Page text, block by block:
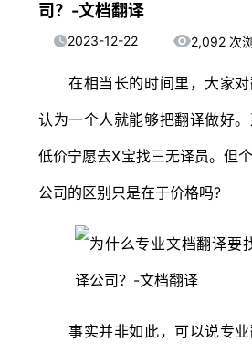
司？-文档翻译
2023-12-22 2,092 次
在相当长的时间里，大家对
认为一个人就能够把翻译做好
低价宁愿去X宝找三无译员。但
公司的区别只是在于价格吗?
事实并非如此，可以说专业